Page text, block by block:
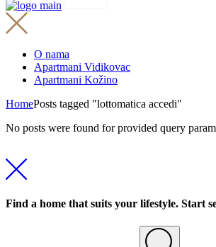
O nama
Apartmani Vidikovac
Apartmani Kožino
HomePosts tagged "lottomatica accedi"
No posts were found for provided query
Find a home that suits your lifestyle. Start